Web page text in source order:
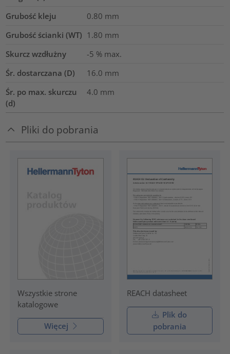
Grubość kleju
0.80 mm
Grubość ścianki (WT) 1.80 mm
Skurcz wzdłużny
-5 % max.
Śr. dostarczana (D)
16.0 mm
Śr. po max. skurczu
(d)
4.0 mm
Pliki do pobrania
Wszystkie strone
katalogowe
Więcej
REACH datasheet
Plik do
pobrania